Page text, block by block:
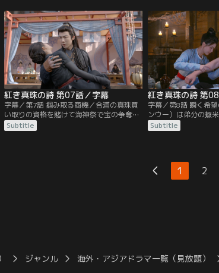
語る。一方、張晋然が皇帝から信頼される
郢（えい）王の義弟だと見抜いた燕子京
（イエン・ズージン）。彼は張晋然を自分
の復讐計画に利用することにして…。
る。その後、彼女は
ジン）の船に捕らわ
ン）から父親を探す
取り返そうとするが…
紅き真珠の詩 第07話／字幕
字幕／第7話 掴み取る商機／合浦の真珠買
い取りの資格を賭けて海神祭で宝の争奪戦
が行われることになり、端午（ドゥアンウ
ー）が燕（イエン）氏隊商の代表として出
Subtitle
紅き真珠の詩 第
字幕／第8話 瞬く希
ンウー）は弟分の蝦
屋へ引っ越し、燕子
ン）に請け合った真
ン・ジンラン）は燕
泊まるようになる。
シージウ）が放った
Subtitle
1 2
ジャンル 海外・アジアドラマ一覧（見放題）